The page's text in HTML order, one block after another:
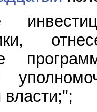
власти;";